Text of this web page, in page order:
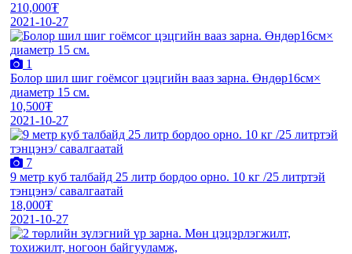
210,000₮
2021-10-27
1
Болор шил шиг гоёмсог цэцгийн вааз зарна. Өндөр16см×
диаметр 15 см.
10,500₮
2021-10-27
7
9 мeтр куб талбайд 25 литр бордоо орно. 10 кг /25 литртэй
тэнцэнэ/ савалгаатай
18,000₮
2021-10-27